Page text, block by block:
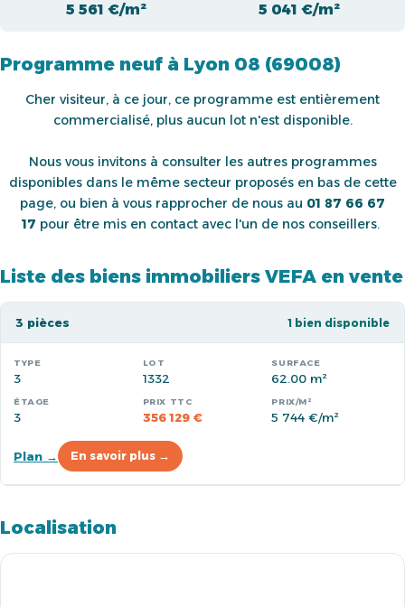
5 561 €/m² 5 041 €/m²
Programme neuf à Lyon 08 (69008)
Cher visiteur, à ce jour, ce programme est entièrement
commercialisé, plus aucun lot n'est disponible.
Nous vous invitons à consulter les autres programmes
disponibles dans le même secteur proposés en bas de cette
page, ou bien à vous rapprocher de nous au 01 87 66 67
17 pour être mis en contact avec l'un de nos conseillers.
Liste des biens immobiliers VEFA en vente
3 pièces 1 bien disponible
3 1332 62.00 m²
3 356 129 € 5 744 €/m²
Plan → En savoir plus →
Localisation